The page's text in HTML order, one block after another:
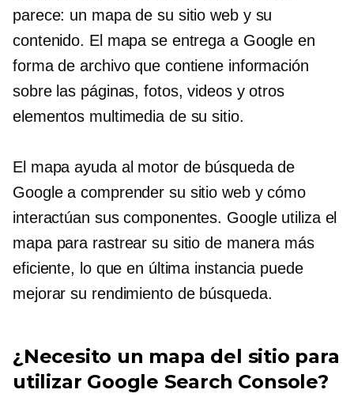
parece: un mapa de su sitio web y su
contenido. El mapa se entrega a Google en
forma de archivo que contiene información
sobre las páginas, fotos, videos y otros
elementos multimedia de su sitio.
El mapa ayuda al motor de búsqueda de
Google a comprender su sitio web y cómo
interactúan sus componentes. Google utiliza el
mapa para rastrear su sitio de manera más
eficiente, lo que en última instancia puede
mejorar su rendimiento de búsqueda.
¿Necesito un mapa del sitio para
utilizar Google Search Console?